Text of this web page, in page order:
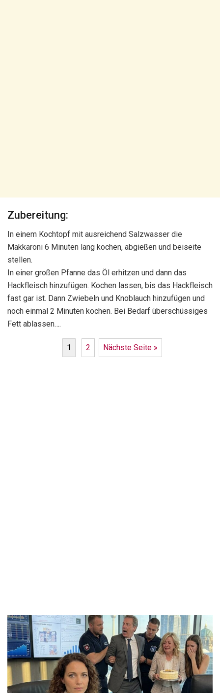
Zubereitung:
In einem Kochtopf mit ausreichend Salzwasser die
Makkaroni 6 Minuten lang kochen, abgießen und beiseite
stellen.
In einer großen Pfanne das Öl erhitzen und dann das
Hackfleisch hinzufügen. Kochen lassen, bis das Hackfleisch
fast gar ist. Dann Zwiebeln und Knoblauch hinzufügen und
noch einmal 2 Minuten kochen. Bei Bedarf überschüssiges
Fett ablassen….
1 2 Nächste Seite »